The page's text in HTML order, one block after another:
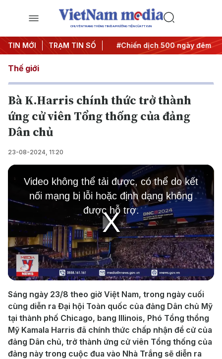
CHUYÊN TRANG THÔNG TIN ĐA PHƯƠNG TIỆN CỦA TTXVN
TIN MỚI TRẠM TIN SỐ
quyết thành hành động #Chiến dịch 500 ngày đêm
Thế giới
Bà K.Harris chính thức trở thành
ứng cử viên Tổng thống của đảng
Dân chủ
23-08-2024, 11:20
Play
Video
This
window.
Video không thể tải được, có thể do kết
nối mạng bị lỗi hoặc định dạng không
được hỗ trợ.
Sáng ngày 23/8 theo giờ Việt Nam, trong ngày cuối
cùng diễn ra Đại hội Toàn quốc của đảng Dân chủ Mỹ
tại thành phố Chicago, bang Illinois, Phó Tổng thổng
Mỹ Kamala Harris đã chính thức chấp nhận đề cử của
đảng Dân chủ, trở thành ứng cử viên Tổng thống của
đảng này trong cuộc đua vào Nhà Trắng sẽ diễn ra